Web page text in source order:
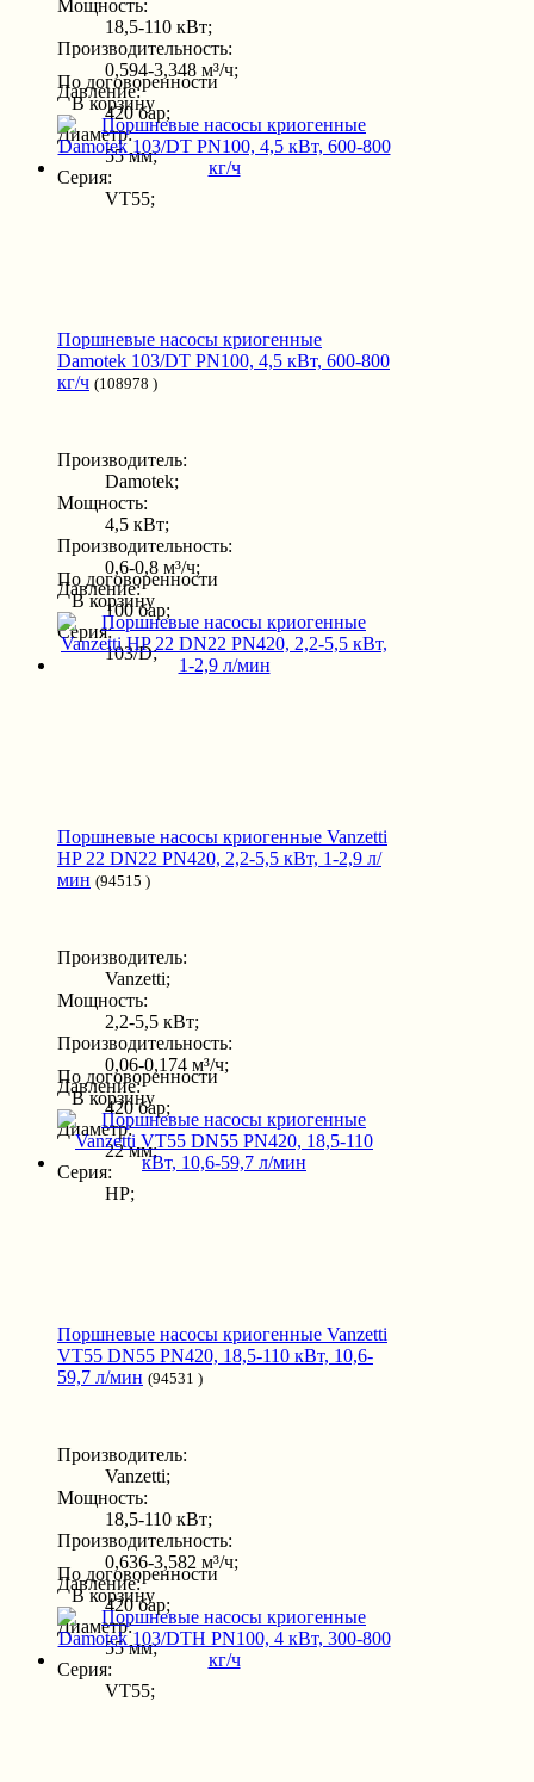
Мощность:
18,5-110 кВт;
Производительность:
0,594-3,348 м³/ч;
Давление:
420 бар;
Диаметр:
55 мм;
Серия:
VT55;
По договоренности
В корзину
Поршневые насосы криогенные
Damotek 103/DT PN100, 4,5 кВт, 600-800
кг/ч (108978 )
Производитель:
Damotek;
Мощность:
4,5 кВт;
Производительность:
0,6-0,8 м³/ч;
Давление:
100 бар;
Серия:
103/D;
По договоренности
В корзину
Поршневые насосы криогенные Vanzetti
HP 22 DN22 PN420, 2,2-5,5 кВт, 1-2,9 л/
мин (94515 )
Производитель:
Vanzetti;
Мощность:
2,2-5,5 кВт;
Производительность:
0,06-0,174 м³/ч;
Давление:
420 бар;
Диаметр:
22 мм;
Серия:
HP;
По договоренности
В корзину
Поршневые насосы криогенные Vanzetti
VT55 DN55 PN420, 18,5-110 кВт, 10,6-
59,7 л/мин (94531 )
Производитель:
Vanzetti;
Мощность:
18,5-110 кВт;
Производительность:
0,636-3,582 м³/ч;
Давление:
420 бар;
Диаметр:
55 мм;
Серия:
VT55;
По договоренности
В корзину